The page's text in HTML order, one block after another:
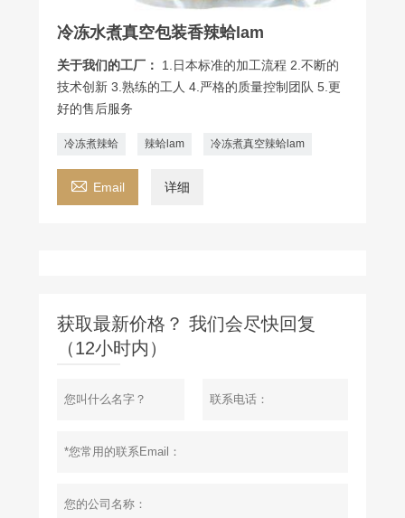
冷冻水煮真空包装香辣蛤lam
关于我们的工厂：
1.日本标准的加工流程 2.不断的
技术创新 3.熟练的工人 4.严格的质量控制团队 5.更
好的售后服务
冷冻煮辣蛤 辣蛤lam 冷冻煮真空辣蛤lam
 Email 详细
获取最新价格？ 我们会尽快回复
（12小时内）